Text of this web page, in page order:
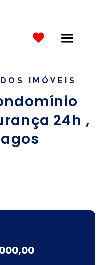
IMÓVEIS
24h ,